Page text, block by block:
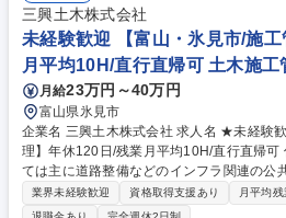
メンの提供に集中できる環境です。観光地
じてスキルアップが可能です。 募集職種 ★未経験歓迎★【氷見市/調理・
接客スタッフ】ラーメン無料等の福利厚生
三興土木株式会社
未経験歓迎 【富山・氷見市/施
月平均10H/直行直帰可 土木施工
月給23万円～40万円
富山県氷見市
企業名 三興土木株式会社 求人名 ★未経験歓迎★【富山・氷見市/施工管
理】年休120日/残業月平均10H/直行直帰可 仕事の内容 【土木工事】とし
ては主に道路整備などのインフラ関連の公
見市発注の工事や民間企業発注の工事等の
程・品質・安全管理等の補助から行っていただきます。
業界未経験歓迎 資格取得支援あり 月平均